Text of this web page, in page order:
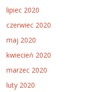
lipiec 2020
czerwiec 2020
maj 2020
kwiecień 2020
marzec 2020
luty 2020